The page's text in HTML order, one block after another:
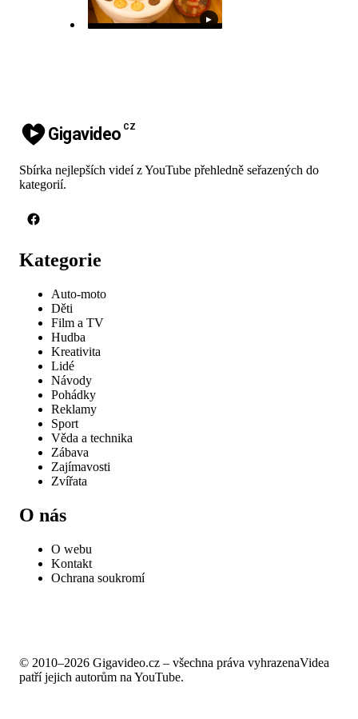
▶
Gigavideo CZ
Sbírka nejlepších videí z YouTube přehledně seřazených do
kategorií.
Kategorie
Auto-moto
Děti
Film a TV
Hudba
Kreativita
Lidé
Návody
Pohádky
Reklamy
Sport
Věda a technika
Zábava
Zajímavosti
Zvířata
O nás
O webu
Kontakt
Ochrana soukromí
© 2010–2026 Gigavideo.cz – všechna práva vyhrazenaVidea
patří jejich autorům na YouTube.